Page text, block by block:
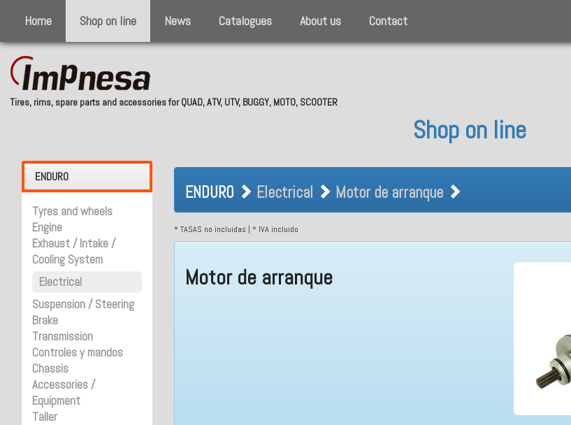
Home Shop on line News Catalogues About us Contact
Tires, rims, spare parts and accessories for QUAD, ATV, UTV, BUGGY, MOTO, SCOOTER
Shop on line
ENDURO
Tyres and wheels
Engine
Exhaust / Intake /
Cooling System
Electrical
Suspension / Steering
Brake
Transmission
Controles y mandos
Chassis
Accessories /
Equipment
Taller
ENDURO Electrical Motor de arranque
ENDURO Electrical Motor de arranque
* TASAS no incluidas | * IVA incluido
Motor de arranque